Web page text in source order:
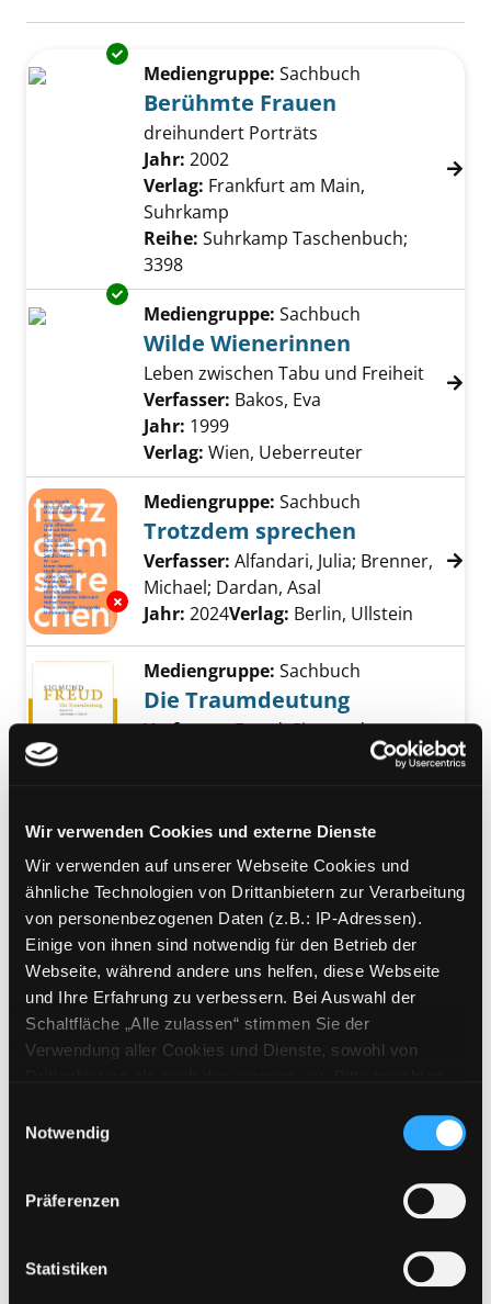
Wir verwenden Cookies und externe Dienste
Wir verwenden auf unserer Webseite Cookies und
ähnliche Technologien von Drittanbietern zur Verarbeitung
von personenbezogenen Daten (z.B.: IP-Adressen).
Einige von ihnen sind notwendig für den Betrieb der
Webseite, während andere uns helfen, diese Webseite
und Ihre Erfahrung zu verbessern. Bei Auswahl der
Schaltfläche „Alle zulassen“ stimmen Sie der
Verwendung aller Cookies und Dienste, sowohl von
Cookies von Drittanbietern, eine Verarbeitung in
unsicheren Drittländern (Länder außerhalb des EWR
ohne adäquates Datenschutzniveau) stattfinden kann. In
diesem Zusammenhang können aktuell Risiken für
Eine Verarbeitung durch solche Cookies oder Dienste
erfolgt nur, wenn Sie die jeweilige Einwilligung erteilen
Notwendig
Präferenzen
Statistiken
Suchergebnis
Zu den Suchfiltern springen
Exemplar-Details von Berühmte Frauen
Mediengruppe: Sachbuch
Berühmte Frauen
dreihundert Porträts
Suche nach diesem Verfasser
Jahr: 2002
Verlag: Frankfurt am Main,
Suhrkamp
Reihe: Suhrkamp Taschenbuch;
3398
Exemplar-Details von Wilde Wienerinnen
Mediengruppe: Sachbuch
Wilde Wienerinnen
Leben zwischen Tabu und Freiheit
Verfasser: Bakos, Eva
Jahr: 1999
Verlag: Wien, Ueberreuter
Exemplar-Details von Trotzdem sprechen
Mediengruppe: Sachbuch
Trotzdem sprechen
Verfasser: Alfandari, Julia; Brenner,
Michael; Dardan, Asal
Jahr: 2024Verlag: Berlin, Ullstein
Exemplar-Details von Die Traumdeutung
Mediengruppe: Sachbuch
Die Traumdeutung
Verfasser:Freud, SigmundSuche nach
Reihe:FIscher Klassik; 90177
Exemplar-Details von Kunst sehen anzeigen
Mediengruppe:Sachbuch
Kunst sehen
Verfasser:Barnes, JulianSuche nach
Jahr:2019
Verlag:Köln, Kiepenheuer u. Witsch
Exemplar-Details von Handbuch
Mediengruppe:Sachbuch
Wertfein, MonikaSuche